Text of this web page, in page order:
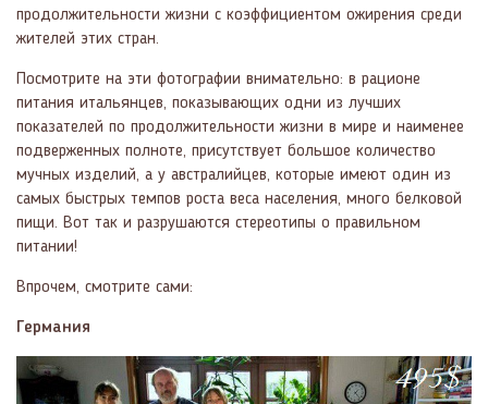
продолжительности жизни с коэффициентом ожирения среди
жителей этих стран.
Посмотрите на эти фотографии внимательно: в рационе
питания итальянцев, показывающих одни из лучших
показателей по продолжительности жизни в мире и наименее
подверженных полноте, присутствует большое количество
мучных изделий, а у австралийцев, которые имеют один из
самых быстрых темпов роста веса населения, много белковой
пищи. Вот так и разрушаются стереотипы о правильном
питании!
Впрочем, смотрите сами:
Германия